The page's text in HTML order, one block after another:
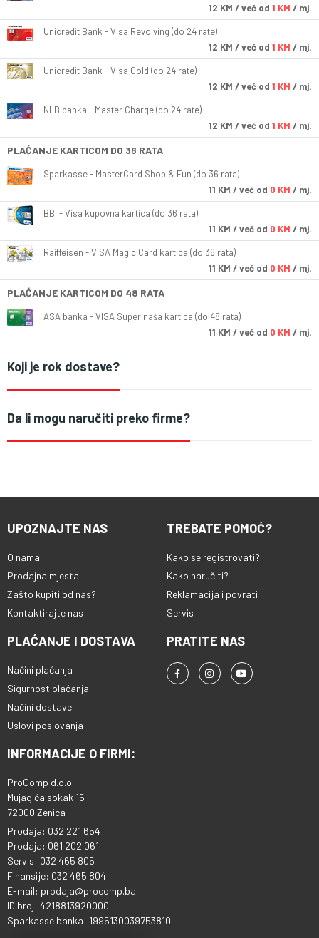
12 KM / već od 1 KM / mj.
Unicredit Bank - Visa Revolving (do 24 rate)
12 KM / već od 1 KM / mj.
Unicredit Bank - Visa Gold (do 24 rate)
12 KM / već od 1 KM / mj.
NLB banka - Master Charge (do 24 rate)
12 KM / već od 1 KM / mj.
PLAĆANJE KARTICOM DO 36 RATA
Sparkasse - MasterCard Shop & Fun (do 36 rata)
11 KM / već od 0 KM / mj.
BBI - Visa kupovna kartica (do 36 rata)
11 KM / već od 0 KM / mj.
Raiffeisen - VISA Magic Card kartica (do 36 rata)
11 KM / već od 0 KM / mj.
PLAĆANJE KARTICOM DO 48 RATA
ASA banka - VISA Super naša kartica (do 48 rata)
11 KM / već od 0 KM / mj.
Koji je rok dostave?
Da li mogu naručiti preko firme?
UPOZNAJTE NAS
O nama
Prodajna mjesta
Zašto kupiti od nas?
Kontaktirajte nas
TREBATE POMOĆ?
Kako se registrovati?
Kako naručiti?
Reklamacija i povrati
Servis
PLAĆANJE I DOSTAVA
Načini plaćanja
Sigurnost plaćanja
Načini dostave
Uslovi poslovanja
PRATITE NAS
INFORMACIJE O FIRMI:
ProComp d.o.o.
Mujagića sokak 15
72000 Zenica
Prodaja: 032 221 654
Prodaja: 061 202 061
Servis: 032 465 805
Finansije: 032 465 804
E-mail: prodaja@procomp.ba
ID broj: 4218813920000
Sparkasse banka: 1995130039753810